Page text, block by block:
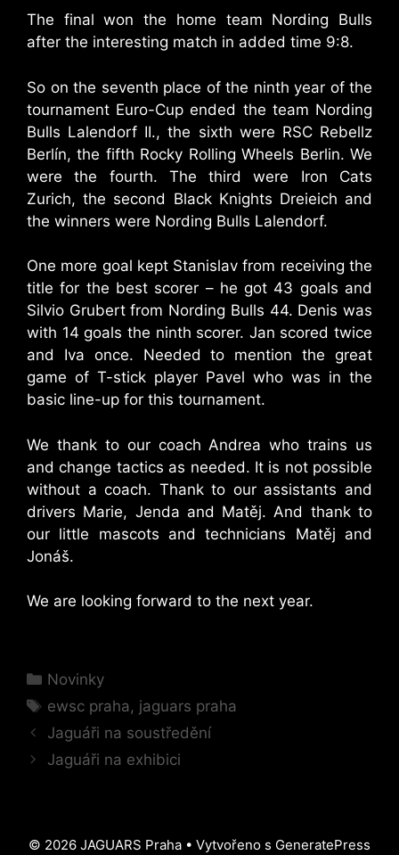
The final won the home team Nording Bulls
after the interesting match in added time 9:8.
So on the seventh place of the ninth year of the
tournament Euro-Cup ended the team Nording
Bulls Lalendorf II., the sixth were RSC Rebellz
Berlín, the fifth Rocky Rolling Wheels Berlin. We
were the fourth. The third were Iron Cats
Zurich, the second Black Knights Dreieich and
the winners were Nording Bulls Lalendorf.
One more goal kept Stanislav from receiving the
title for the best scorer – he got 43 goals and
Silvio Grubert from Nording Bulls 44. Denis was
with 14 goals the ninth scorer. Jan scored twice
and Iva once. Needed to mention the great
game of T-stick player Pavel who was in the
basic line-up for this tournament.
We thank to our coach Andrea who trains us
and change tactics as needed. It is not possible
without a coach. Thank to our assistants and
drivers Marie, Jenda and Matěj. And thank to
our little mascots and technicians Matěj and
Jonáš.
We are looking forward to the next year.
Rubriky
Novinky
Štítky
ewsc praha, jaguars praha
Jaguáři na soustředění
Jaguáři na exhibici
© 2026 JAGUARS Praha • Vytvořeno s GeneratePress